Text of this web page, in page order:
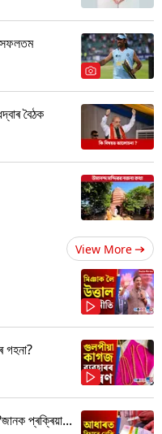
সফলতম
বৈঠক
View More
গহনা?
প্ৰক্ৰিয়া...